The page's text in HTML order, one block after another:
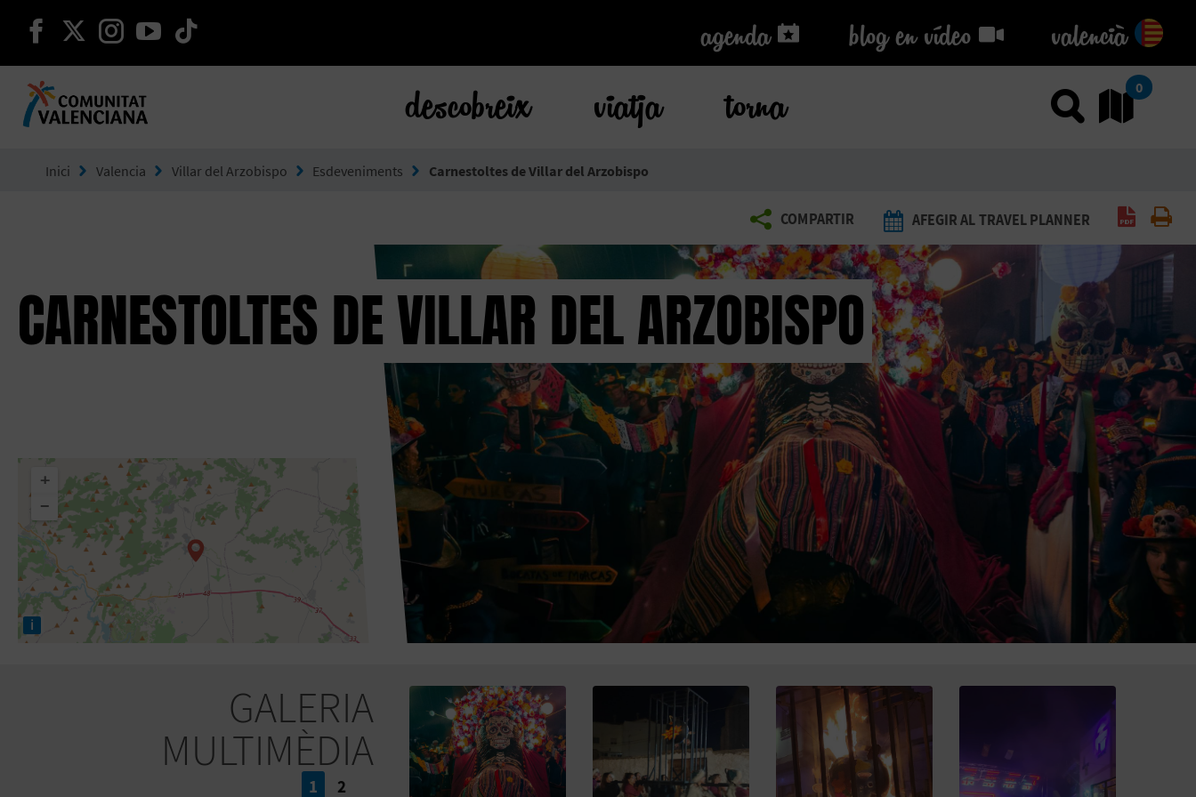
seguir en facebook
seguir en twitter
seguir en instagram
seguir en youtube agenda
agenda blog en vídeo
blog en vídeo valencià
descobreix viatja torna Usar el
0
Inici Valencia Villar del Arzobispo Esdeveniments Carnestoltes de Villar del Arzobispo
CARNESTOLTES DE VILLAR DEL ARZOBISPO
+
−
i
COMPARTIR AFEGIR AL TRAVEL PLANNER Generar
GALERIA
MULTIMÈDIA
1 2